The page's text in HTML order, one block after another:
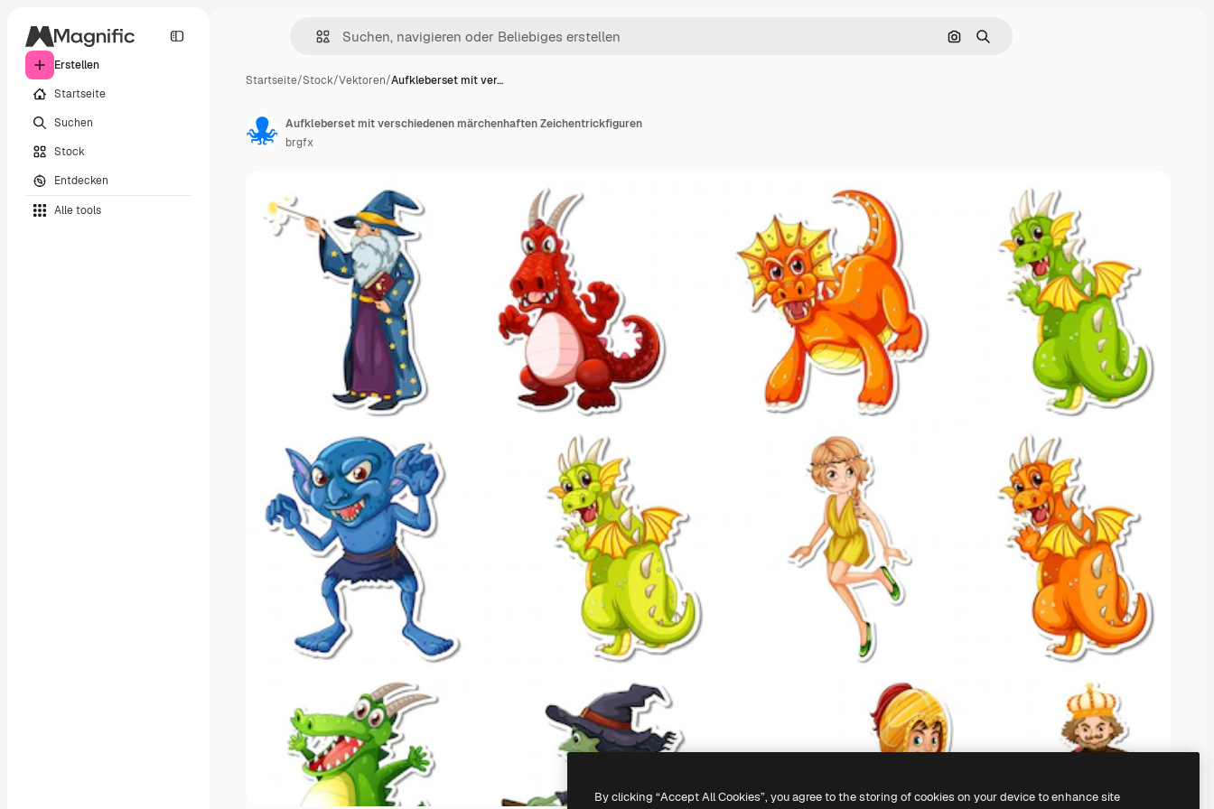
Erstellen
Startseite
Suchen
Stock
Entdecken
Alle tools
Nach Bild suchen
Suchen
Startseite/Stock/Vektoren/Aufkleberset mit ver…
Aufkleberset mit verschiedenen märchenhaften Zeichentrickfiguren
brgfx
By clicking “Accept All Cookies”, you agree to the storing of cookies on your device to enhance site